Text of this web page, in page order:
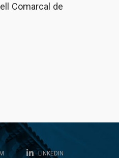
Comarcal de
LINKEDIN